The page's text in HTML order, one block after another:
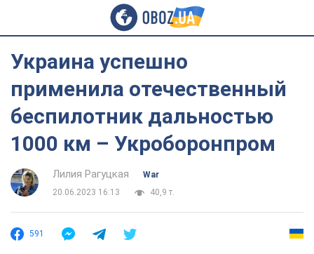
Украина успешно
применила отечественный
беспилотник дальностью
1000 км – Укроборонпром
Лилия Рагуцкая
War
20.06.2023 16:13
40,9 т.
591